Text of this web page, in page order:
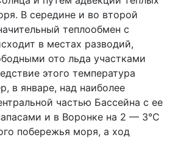
В середине и во второй
теплообмен с
в местах разводий,
ото льда участками
этого температура
в январе, над наиболее
частью Бассейна с ее
и в Воронке на 2 — 3°С
побережья моря, а ход